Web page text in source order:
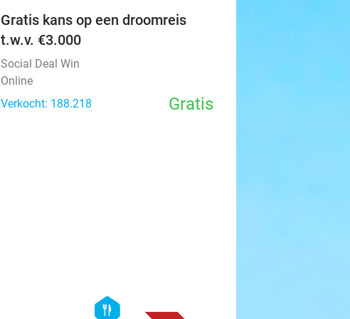
Gratis kans op een droomreis
t.w.v. €3.000
Social Deal Win
Online
Verkocht: 188.218
Gratis
hexagon
food